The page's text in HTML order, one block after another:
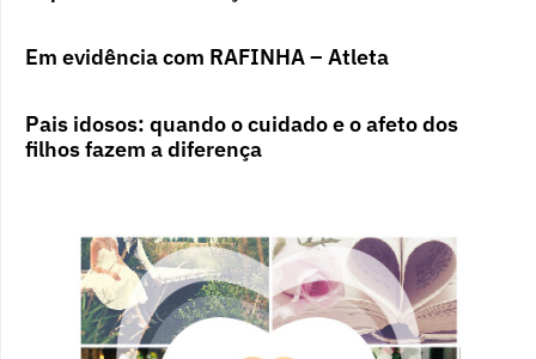
Em evidência com RAFINHA – Atleta
Pais idosos: quando o cuidado e o afeto dos
filhos fazem a diferença